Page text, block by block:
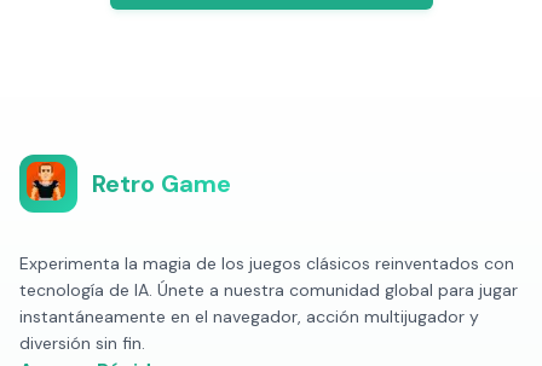
Retro Game
Experimenta la magia de los juegos clásicos reinventados con
tecnología de IA. Únete a nuestra comunidad global para jugar
instantáneamente en el navegador, acción multijugador y
diversión sin fin.